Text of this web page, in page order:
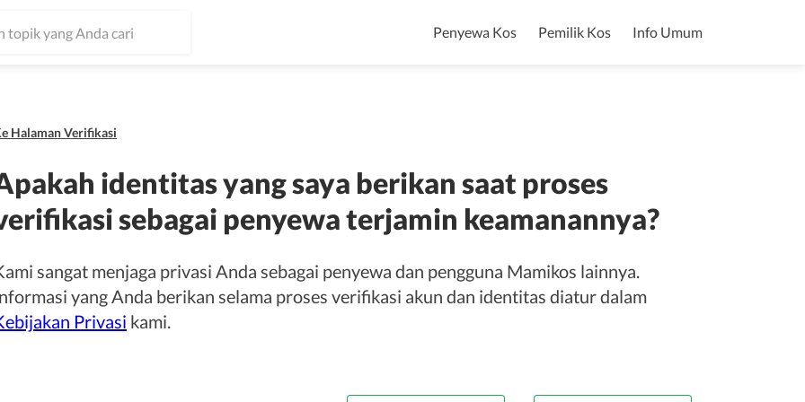
Penyewa Kos Pemilik Kos Info Umum
Halaman Verifikasi
identitas yang saya berikan saat proses
sebagai penyewa terjamin keamanannya?
sangat menjaga privasi Anda sebagai penyewa dan pengguna Mamikos lainnya.
yang Anda berikan selama proses verifikasi akun dan identitas diatur dalam
Privasi kami.